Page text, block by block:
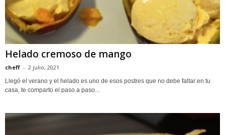
Helado cremoso de mango
cheff - 2 julio, 2021
Llegó el verano y el helado es uno de esos postres que no debe faltar en tu
casa, te comparto el paso a paso...